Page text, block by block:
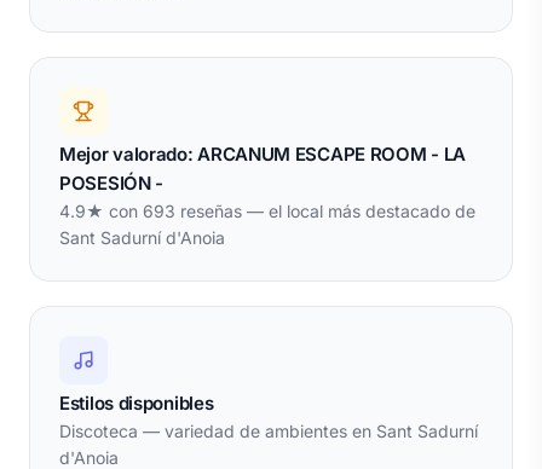
Mejor valorado: ARCANUM ESCAPE ROOM - LA
POSESIÓN -
4.9★ con 693 reseñas — el local más destacado de
Sant Sadurní d'Anoia
Estilos disponibles
Discoteca — variedad de ambientes en Sant Sadurní
d'Anoia